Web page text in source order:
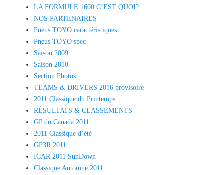
LA FORMULE 1600 C’EST QUOI?
NOS PARTENAIRES
Pneus TOYO caractéristiques
Pneus TOYO spec
Saison 2009
Saison 2010
Section Photos
TEAMS & DRIVERS 2016 provisoire
2011 Classique du Printemps
RÉSULTATS & CLASSEMENTS
GP du Canada 2011
2011 Classique d’été
GP3R 2011
ICAR 2011 SunDown
Classique Automne 2011